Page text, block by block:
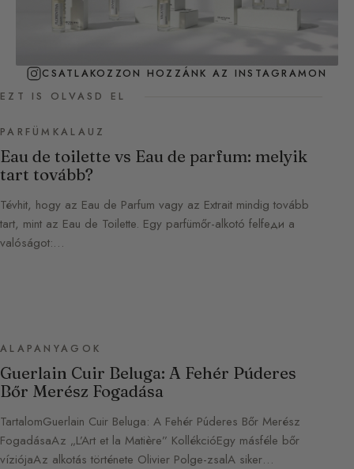
CSATLAKOZZON HOZZÁNK AZ INSTAGRAMON
EZT IS OLVASD EL
PARFÜMKALAUZ
Eau de toilette vs Eau de parfum: melyik
tart tovább?
Tévhit, hogy az Eau de Parfum vagy az Extrait mindig tovább
tart, mint az Eau de Toilette. Egy parfümőr-alkotó felfeди a
valóságot:…
ALAPANYAGOK
Guerlain Cuir Beluga: A Fehér Púderes
Bőr Merész Fogadása
TartalomGuerlain Cuir Beluga: A Fehér Púderes Bőr Merész
FogadásaAz „L’Art et la Matière” KollékcióEgy másféle bőr
víziójaAz alkotás története Olivier Polge-zsalA siker…